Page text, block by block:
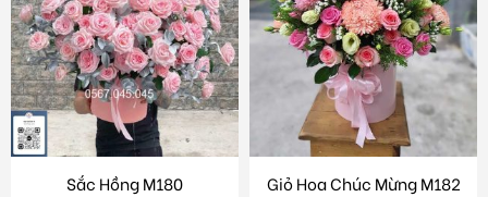
Sắc Hồng M180 Giỏ Hoa Chúc Mừng M182